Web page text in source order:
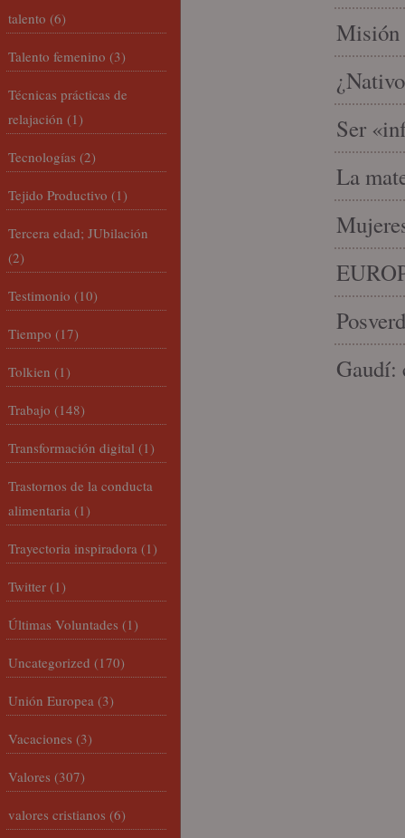
Misión
Ser
La
Gaudí:
talento (6)
Talento femenino (3)
Técnicas prácticas de
relajación (1)
Tecnologías (2)
Tejido Productivo (1)
Tercera edad; JUbilación
(2)
Testimonio (10)
Tiempo (17)
Tolkien (1)
Trabajo (148)
Transformación digital (1)
Trastornos de la conducta
alimentaria (1)
Trayectoria inspiradora (1)
Twitter (1)
Últimas Voluntades (1)
Uncategorized (170)
Unión Europea (3)
Vacaciones (3)
Valores (307)
valores cristianos (6)